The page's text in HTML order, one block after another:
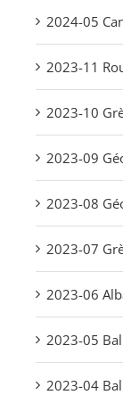
2024-05
2023-11
2023-10
2023-09
2023-08
2023-07
2023-06
2023-05
2023-04